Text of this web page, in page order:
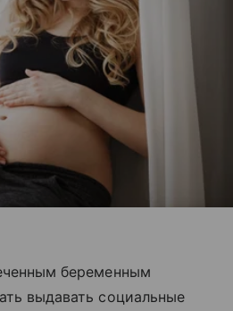
беременным
выдавать социальные